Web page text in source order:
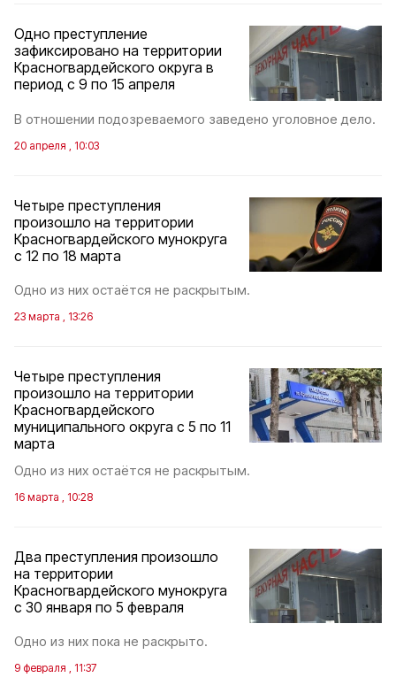
Одно преступление
зафиксировано на территории
Красногвардейского округа в
период с 9 по 15 апреля
В отношении подозреваемого заведено уголовное дело.
20 апреля , 10:03
Четыре преступления
произошло на территории
Красногвардейского мунокруга
с 12 по 18 марта
Одно из них остаётся не раскрытым.
23 марта , 13:26
Четыре преступления
произошло на территории
Красногвардейского
муниципального округа с 5 по 11
марта
Одно из них остаётся не раскрытым.
16 марта , 10:28
Два преступления произошло
на территории
Красногвардейского мунокруга
с 30 января по 5 февраля
Одно из них пока не раскрыто.
9 февраля , 11:37